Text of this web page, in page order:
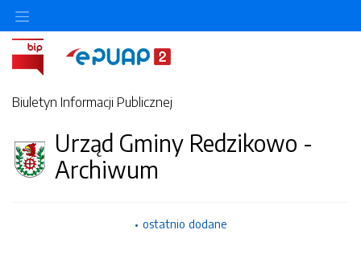
Biuletyn Informacji Publicznej
Urząd Gminy Redzikowo -
Archiwum
ostatnio dodane